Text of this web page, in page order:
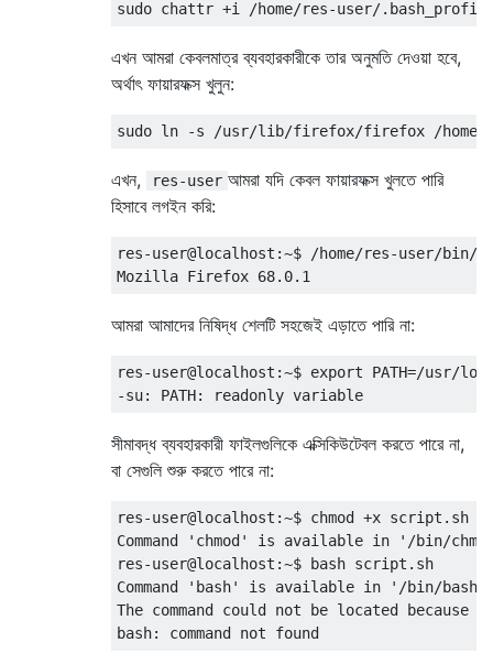
এখন আমরা কেবলমাত্র ব্যবহারকারীকে তার অনুমতি দেওয়া হবে,
অর্থাৎ ফায়ারফক্স খুলুন:
এখন, res-user আমরা যদি কেবল ফায়ারফক্স খুলতে পারি
হিসাবে লগইন করি:
res-user@localhost:~$ /home/res-user/
আমরা আমাদের নিষিদ্ধ শেলটি সহজেই এড়াতে পারি না:
res-user@localhost:~$ export PATH=/
সীমাবদ্ধ ব্যবহারকারী ফাইলগুলিকে এক্সিকিউটেবল করতে পারে না,
বা সেগুলি শুরু করতে পারে না:
res-user@localhost:~$ chmod +x script.sh
Command 'chmod' is available in '/bin/
res-user@localhost:~$ bash script.sh
Command 'bash' is available in '/bin/bash'
The command could not be located